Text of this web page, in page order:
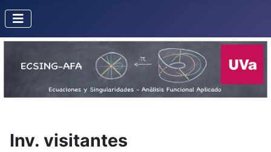
Inv. visitantes